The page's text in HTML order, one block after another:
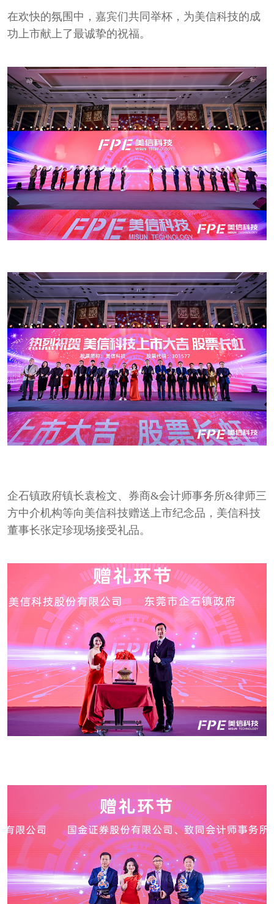
在欢快的氛围中，嘉宾们共同举杯，为美信科技的成
功上市献上了最诚挚的祝福。
企石镇政府镇长袁检文、券商&会计师事务所&律师三
方中介机构等向美信科技赠送上市纪念品，美信科技
董事长张定珍现场接受礼品。